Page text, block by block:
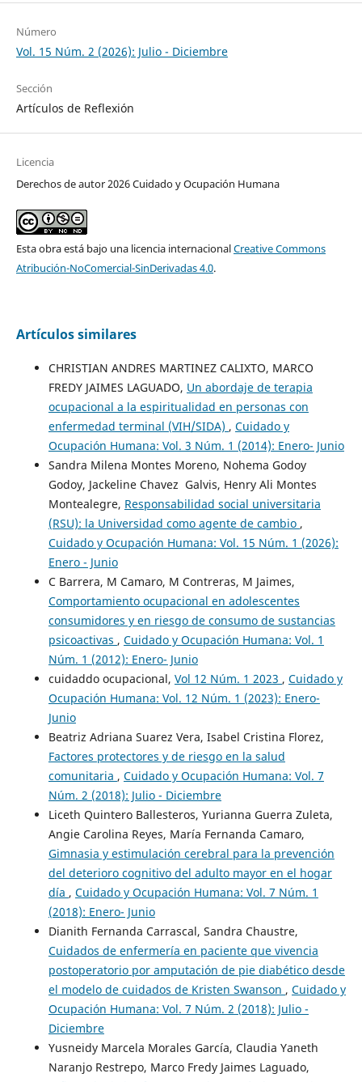
Número
Vol. 15 Núm. 2 (2026): Julio - Diciembre
Sección
Artículos de Reflexión
Licencia
Derechos de autor 2026 Cuidado y Ocupación Humana
Esta obra está bajo una licencia internacionalCreative Commons
Atribución-NoComercial-SinDerivadas 4.0.
Artículos similares
CHRISTIAN ANDRES MARTINEZ CALIXTO, MARCO
FREDY JAIMES LAGUADO, Un abordaje de terapia
ocupacional a la espiritualidad en personas con
enfermedad terminal (VIH/SIDA) , Cuidado y
Ocupación Humana: Vol. 3 Núm. 1 (2014): Enero- Junio
Sandra Milena Montes Moreno, Nohema Godoy
Godoy, Jackeline Chavez Galvis, Henry Ali Montes
Montealegre, Responsabilidad social universitaria
(RSU): la Universidad como agente de cambio ,
Cuidado y Ocupación Humana: Vol. 15 Núm. 1 (2026):
Enero - Junio
C Barrera, M Camaro, M Contreras, M Jaimes,
Comportamiento ocupacional en adolescentes
consumidores y en riesgo de consumo de sustancias
psicoactivas , Cuidado y Ocupación Humana: Vol. 1
Núm. 1 (2012): Enero- Junio
cuidaddo ocupacional, Vol 12 Núm. 1 2023 , Cuidado y
Ocupación Humana: Vol. 12 Núm. 1 (2023): Enero-
Junio
Beatriz Adriana Suarez Vera, Isabel Cristina Florez,
Factores protectores y de riesgo en la salud
comunitaria , Cuidado y Ocupación Humana: Vol. 7
Núm. 2 (2018): Julio - Diciembre
Liceth Quintero Ballesteros, Yurianna Guerra Zuleta,
Angie Carolina Reyes, María Fernanda Camaro,
Gimnasia y estimulación cerebral para la prevención
del deterioro cognitivo del adulto mayor en el hogar
día , Cuidado y Ocupación Humana: Vol. 7 Núm. 1
(2018): Enero- Junio
Dianith Fernanda Carrascal, Sandra Chaustre,
Cuidados de enfermería en paciente que vivencia
postoperatorio por amputación de pie diabético desde
el modelo de cuidados de Kristen Swanson , Cuidado y
Ocupación Humana: Vol. 7 Núm. 2 (2018): Julio -
Diciembre
Yusneidy Marcela Morales García, Claudia Yaneth
Naranjo Restrepo, Marco Fredy Jaimes Laguado,